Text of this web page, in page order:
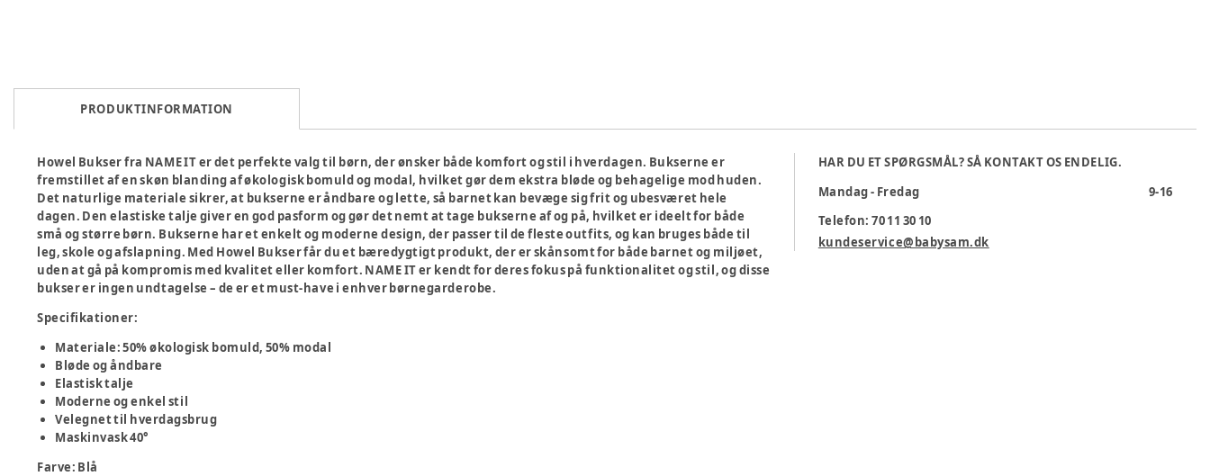
PRODUKTINFORMATION
Howel Bukser fra NAME IT er det perfekte valg til børn, der ønsker både komfort og stil i hverdagen. Bukserne er
fremstillet af en skøn blanding af økologisk bomuld og modal, hvilket gør dem ekstra bløde og behagelige mod huden.
Det naturlige materiale sikrer, at bukserne er åndbare og lette, så barnet kan bevæge sig frit og ubesværet hele
dagen. Den elastiske talje giver en god pasform og gør det nemt at tage bukserne af og på, hvilket er ideelt for både
små og større børn. Bukserne har et enkelt og moderne design, der passer til de fleste outfits, og kan bruges både til
leg, skole og afslapning. Med Howel Bukser får du et bæredygtigt produkt, der er skånsomt for både barnet og miljøet,
uden at gå på kompromis med kvalitet eller komfort. NAME IT er kendt for deres fokus på funktionalitet og stil, og disse
bukser er ingen undtagelse – de er et must-have i enhver børnegarderobe.
Specifikationer:
Materiale: 50% økologisk bomuld, 50% modal
Bløde og åndbare
Elastisk talje
Moderne og enkel stil
Velegnet til hverdagsbrug
Maskinvask 40°
Farve: Blå
HAR DU ET SPØRGSMÅL? SÅ KONTAKT OS ENDELIG.
Mandag - Fredag
9-16
Telefon: 70 11 30 10
kundeservice@babysam.dk